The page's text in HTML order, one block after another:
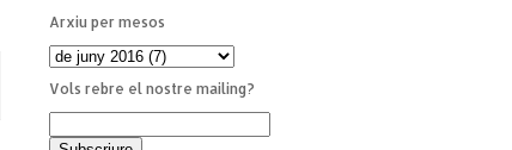
Arxiu per mesos
Vols rebre el nostre mailing?